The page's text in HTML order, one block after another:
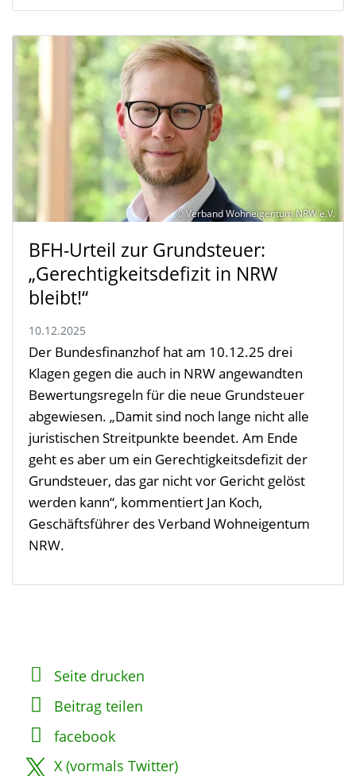
© Verband Wohneigentum NRW e.V.
BFH-Urteil zur Grundsteuer:
„Gerechtigkeitsdefizit in NRW
bleibt!“
10.12.2025
Der Bundesfinanzhof hat am 10.12.25 drei
Klagen gegen die auch in NRW angewandten
Bewertungsregeln für die neue Grundsteuer
abgewiesen. „Damit sind noch lange nicht alle
juristischen Streitpunkte beendet. Am Ende
geht es aber um ein Gerechtigkeitsdefizit der
Grundsteuer, das gar nicht vor Gericht gelöst
werden kann“, kommentiert Jan Koch,
Geschäftsführer des Verband Wohneigentum
NRW.
Seite drucken
Beitrag teilen
facebook
X (vormals Twitter)